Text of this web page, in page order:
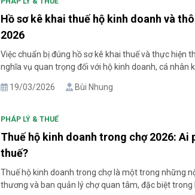
Hồ sơ kê khai thuế hộ kinh doanh và
2026
Việc chuẩn bị đúng hồ sơ kê khai thuế và thực hiện
nghĩa vụ quan trọng đối với hộ kinh doanh, cá nhân
thực tế, thành phần hồ sơ cần nộp [...]
19/03/2026 Bùi Nhung
PHÁP LÝ & THUẾ
Thuế hộ kinh doanh trong chợ 2026: Ai
thuế?
Thuế hộ kinh doanh trong chợ là một trong những
thương và ban quản lý chợ quan tâm, đặc biệt trong